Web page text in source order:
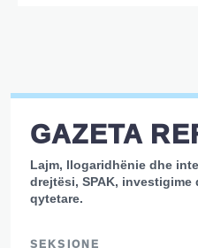
GAZETA
Lajm, llogaridhënie dhe
drejtësi, SPAK, investigime
qytetare.
SEKSIONE